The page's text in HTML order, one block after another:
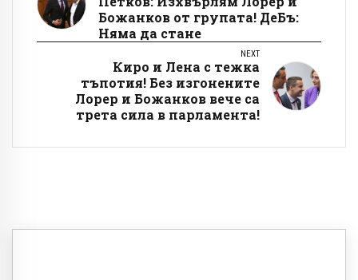
Божанков от групата! ДеБъ:
Няма да стане
NEXT
Киро и Лена с тежка
тъпотия! Без изгонените
Лорер и Божанков вече са
трета сила в парламента!